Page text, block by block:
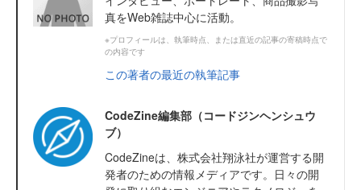
真をWeb雑誌中心に活動。
※プロフィールは、執筆時点、または直近の記事の寄稿時点で
の内容です
この著者の最近の執筆記事
CodeZine編集部（コードジンヘンシュウ
ブ）
CodeZineは、株式会社翔泳社が運営する開
発者のための情報メディアです。日々の開